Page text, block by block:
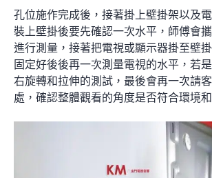
孔位施作完成後，接著掛上壁掛架以及
裝上壁掛後要先確認一次水平，師傅會
進行測量，接著把電視或顯示器掛至壁
固定好後後再一次測量電視的水平，若
右旋轉和拉伸的測試，最後會再一次請
處，確認整體觀看的角度是否符合環境和